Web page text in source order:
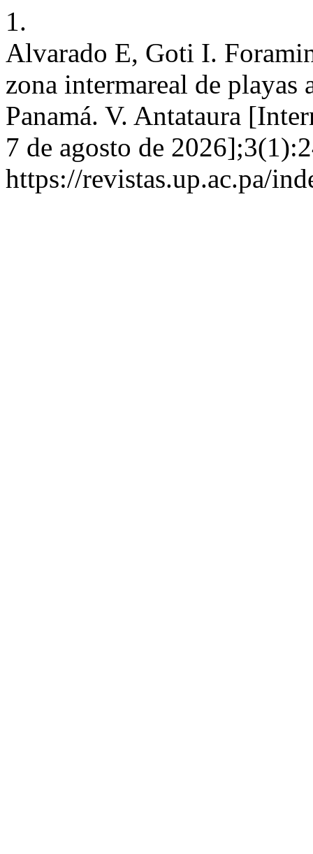
1.
Alvarado E, Goti I.
zona intermareal de playas
Panamá. V. Antataura
7 de agosto de
https://revistas.up.ac.pa/